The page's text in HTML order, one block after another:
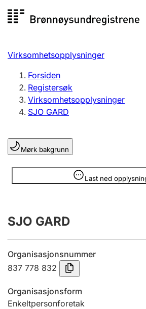
til
Registersøk
Aksjeselskap
Enkeltpersonforetak
Registrere, endre, slette
Lag og forening
Registrere, endre, slette
Innsending og forsinkelsesgebyr
Tinglysing
Virksomhetsopplysninger
Forsiden
Registersøk
Virksomhetsopplysninger
SJO GARD
Mørk bakgrunn
Last ned
Opplysninger er skjult
SJO GARD
Organisasjonsnummer
837 778 832
Organisasjonsform
Enkeltpersonforetak